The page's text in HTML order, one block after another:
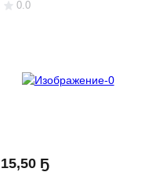
0.0
15,50 Ҕ